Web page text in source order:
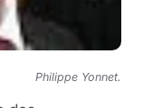
Philippe Yonnet.